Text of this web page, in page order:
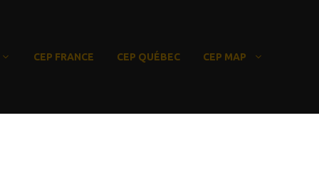
CEP FRANCE CEP QUÉBEC CEP MAP